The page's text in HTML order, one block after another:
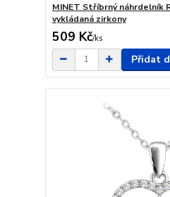
MINET Stříbrný náhrdelník
vykládaná zirkony
509 Kč/ks
Přidat